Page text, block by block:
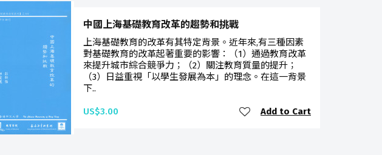
中國上海基礎教育改革的趨勢和挑戰
上海基礎教育的改革有其特定背景。近年來,有三種因素
對基礎教育的改革起著重要的影響：（1）通過教育改革
來提升城市綜合競爭力；（2）關注教育質量的提升；
（3）日益重視「以學生發展為本」的理念。在這一背景
下..
US$3.00 Add to Cart